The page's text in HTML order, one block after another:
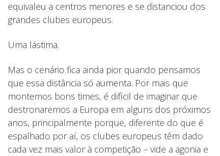
equivaleu a centros menores e se distanciou dos
grandes clubes europeus.
Uma lástima.
Mas o cenário fica ainda pior quando pensamos
que essa distância só aumenta. Por mais que
montemos bons times, é difícil de imaginar que
destronaremos a Europa em alguns dos próximos
anos, principalmente porque, diferente do que é
espalhado por aí, os clubes europeus têm dado
cada vez mais valor à competição – vide a agonia e